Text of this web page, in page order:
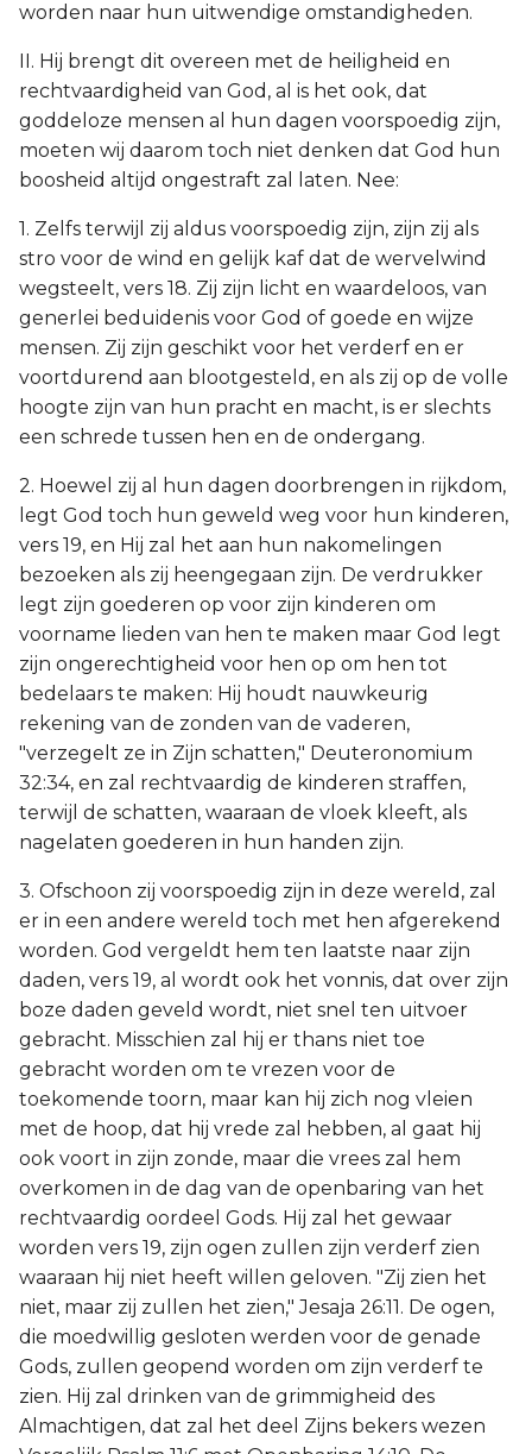
worden naar hun uitwendige omstandigheden.
II. Hij brengt dit overeen met de heiligheid en
rechtvaardigheid van God, al is het ook, dat
goddeloze mensen al hun dagen voorspoedig zijn,
moeten wij daarom toch niet denken dat God hun
boosheid altijd ongestraft zal laten. Nee:
1. Zelfs terwijl zij aldus voorspoedig zijn, zijn zij als
stro voor de wind en gelijk kaf dat de wervelwind
wegsteelt, vers 18. Zij zijn licht en waardeloos, van
generlei beduidenis voor God of goede en wijze
mensen. Zij zijn geschikt voor het verderf en er
voortdurend aan blootgesteld, en als zij op de volle
hoogte zijn van hun pracht en macht, is er slechts
een schrede tussen hen en de ondergang.
2. Hoewel zij al hun dagen doorbrengen in rijkdom,
legt God toch hun geweld weg voor hun kinderen,
vers 19, en Hij zal het aan hun nakomelingen
bezoeken als zij heengegaan zijn. De verdrukker
legt zijn goederen op voor zijn kinderen om
voorname lieden van hen te maken maar God legt
zijn ongerechtigheid voor hen op om hen tot
bedelaars te maken: Hij houdt nauwkeurig
rekening van de zonden van de vaderen,
"verzegelt ze in Zijn schatten," Deuteronomium
32:34, en zal rechtvaardig de kinderen straffen,
terwijl de schatten, waaraan de vloek kleeft, als
nagelaten goederen in hun handen zijn.
3. Ofschoon zij voorspoedig zijn in deze wereld, zal
er in een andere wereld toch met hen afgerekend
worden. God vergeldt hem ten laatste naar zijn
daden, vers 19, al wordt ook het vonnis, dat over zijn
boze daden geveld wordt, niet snel ten uitvoer
gebracht. Misschien zal hij er thans niet toe
gebracht worden om te vrezen voor de
toekomende toorn, maar kan hij zich nog vleien
met de hoop, dat hij vrede zal hebben, al gaat hij
ook voort in zijn zonde, maar die vrees zal hem
overkomen in de dag van de openbaring van het
rechtvaardig oordeel Gods. Hij zal het gewaar
worden vers 19, zijn ogen zullen zijn verderf zien
waaraan hij niet heeft willen geloven. "Zij zien het
niet, maar zij zullen het zien," Jesaja 26:11. De ogen,
die moedwillig gesloten werden voor de genade
Gods, zullen geopend worden om zijn verderf te
zien. Hij zal drinken van de grimmigheid des
Almachtigen, dat zal het deel Zijns bekers wezen